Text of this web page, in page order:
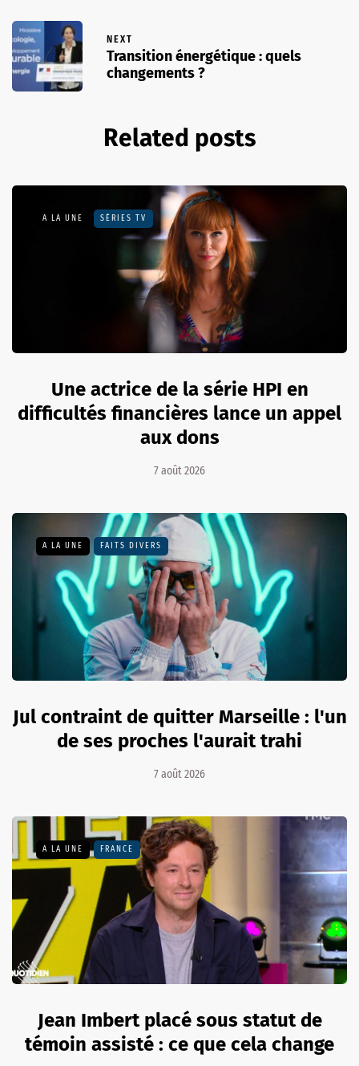
NEXT
Transition énergétique : quels
changements ?
Related posts
A LA UNE SÉRIES TV
Une actrice de la série HPI en
difficultés financières lance un appel
aux dons
7 août 2026
A LA UNE FAITS DIVERS
Jul contraint de quitter Marseille : l'un
de ses proches l'aurait trahi
7 août 2026
A LA UNE FRANCE
Jean Imbert placé sous statut de
témoin assisté : ce que cela change